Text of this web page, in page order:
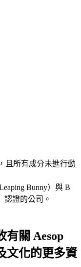
且所有成分未進行動
Bunny）與 B
認證的公司。
有關 Aesop
文化的更多資